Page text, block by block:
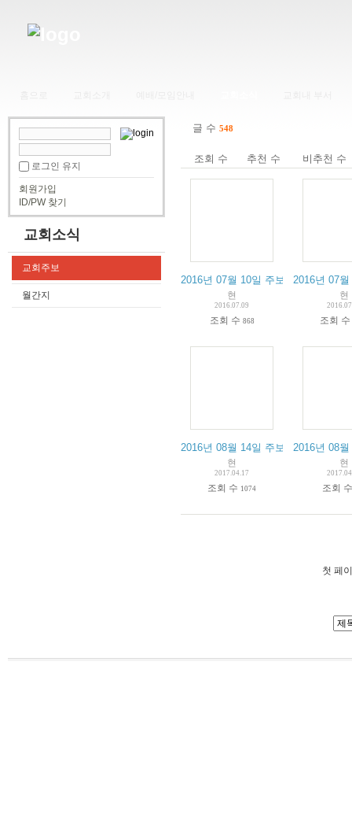
로그인 유지
회원가입
ID/PW 찾기
교회소식
교회주보
월간지
글 수 548
조회 수 추천 수 비추천 수
2016년 07월 10일 주보
현
2016.07.09
조회 수 868
2016년 07
현
조회 수
2016년 08월 14일 주보
현
2017.04.17
조회 수 1074
2016년 08
현
조회
첫 페